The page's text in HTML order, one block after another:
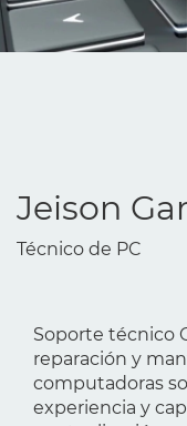
Jeison
Técnico de PC
Soporte técnico
reparación y
computadoras
experiencia y